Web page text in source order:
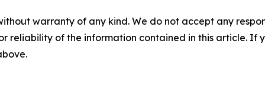
warranty of any kind. We do not accept any
reliability of the information contained in this article. If